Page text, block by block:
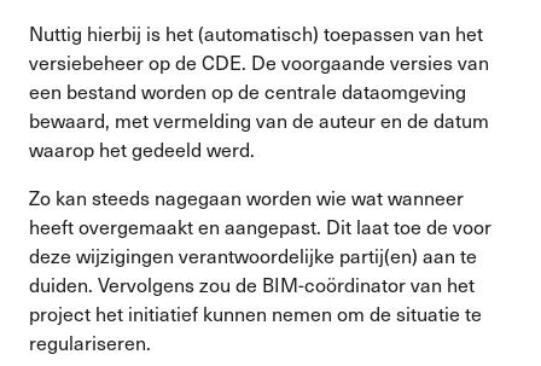
Nuttig hierbij is het (automatisch) toepassen van het
versiebeheer op de CDE. De voorgaande versies van
een bestand worden op de centrale dataomgeving
bewaard, met vermelding van de auteur en de datum
waarop het gedeeld werd.
Zo kan steeds nagegaan worden wie wat wanneer
heeft overgemaakt en aangepast. Dit laat toe de voor
deze wijzigingen verantwoordelijke partij(en) aan te
duiden. Vervolgens zou de BIM-coördinator van het
project het initiatief kunnen nemen om de situatie te
regulariseren.